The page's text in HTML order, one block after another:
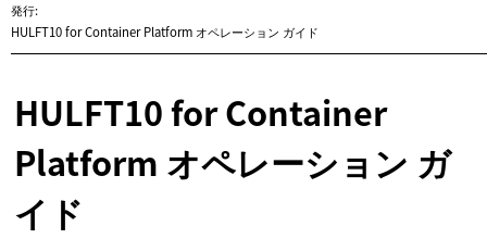
発行:
HULFT10 for Container Platform オペレーション ガイド
HULFT10 for Container
Platform オペレーション ガ
イド